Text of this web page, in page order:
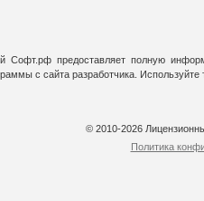
Софт.рф предоставляет полную
с сайта разработчика.
© 2010-2026
Политика